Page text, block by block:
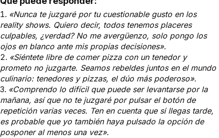
«Nunca te juzgaré por tu cuestionable gusto en los
reality shows. Quiero decir, todos tenemos placeres
culpables, ¿verdad? No me avergüenzo, solo pongo los
ojos en blanco ante mis propias decisiones».
«Siéntete libre de comer pizza con un tenedor y
prometo no juzgarte. Seamos rebeldes juntos en el mundo
culinario: tenedores y pizzas, el dúo más poderoso».
«Comprendo lo difícil que puede ser levantarse por la
mañana, así que no te juzgaré por pulsar el botón de
repetición varias veces. Ten en cuenta que si llegas tarde,
es probable que yo también haya pulsado la opción de
posponer al menos una vez».